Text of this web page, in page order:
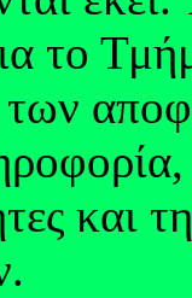
το
των
και